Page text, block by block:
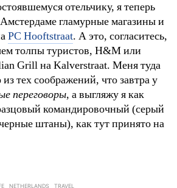
отельчику, я теперь
гламурные магазины и
PC Hooftstraat. А это, согласитесь,
толпы туристов, H&M или
Grill на Kalverstraat. Меня туда
тех соображений, что завтра у
переговоры, а выгляжу я как
командировочный (серый
штаны), как тут принято на
netherlands travel